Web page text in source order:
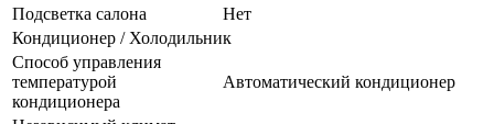
Подсветка салона
Нет
Кондиционер / Холодильник
Способ управления
температурой
кондиционера
Автоматический кондиционер